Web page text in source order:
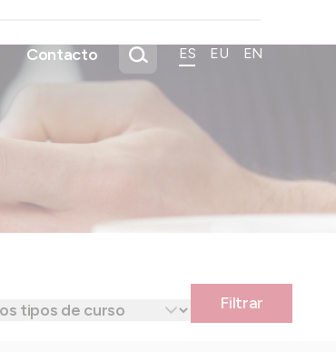
Contacto ES EU EN
Filtrar